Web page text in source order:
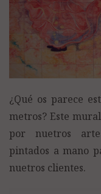
¿Qué os parece
metros? Este
por nuetros
pintados a mano
nuetros clientes.